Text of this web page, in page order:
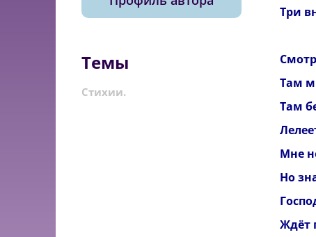
Темы
Стихии.
Три
Там
Там
Мне
Но
Ждёт